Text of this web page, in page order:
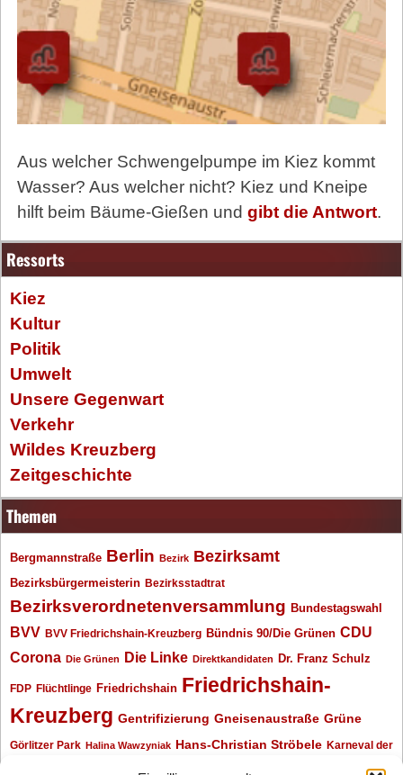
Aus welcher Schwengelpumpe im Kiez kommt
Wasser? Aus welcher nicht? Kiez und Kneipe
hilft beim Bäume-Gießen und gibt die Antwort.
Ressorts
Kiez
Kultur
Politik
Umwelt
Unsere Gegenwart
Verkehr
Wildes Kreuzberg
Zeitgeschichte
Themen
Bergmannstraße Berlin Bezirk Bezirksamt
Bezirksbürgermeisterin Bezirksstadtrat
Bezirksverordnetenversammlung Bundestagswahl
BVV BVV Friedrichshain-Kreuzberg Bündnis 90/Die Grünen CDU
Corona Die Grünen Die Linke Direktkandidaten Dr. Franz Schulz
FDP Flüchtlinge Friedrichshain Friedrichshain-
Kreuzberg Gentrifizierung Gneisenaustraße Grüne
Görlitzer Park Halina Wawzyniak Hans-Christian Ströbele Karneval der
Klaus Wowereit